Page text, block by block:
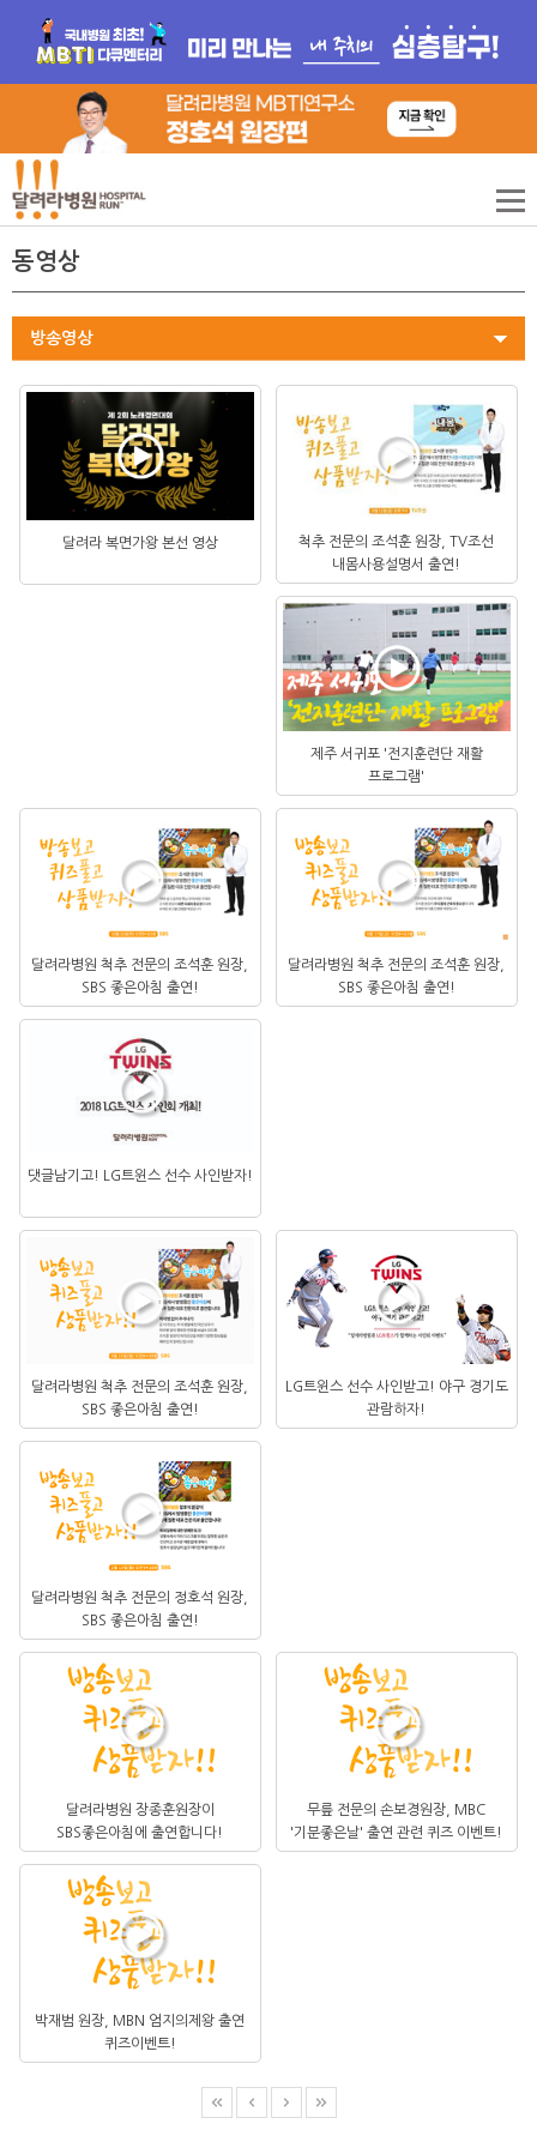
동영상
방송영상
달려라 복면가왕 본선 영상
척추 전문의 조석훈 원장, TV조선
내몸사용설명서 출연!
제주 서귀포 '전지훈련단 재활
프로그램'
달려라병원 척추 전문의 조석훈 원장,
SBS 좋은아침 출연!
달려라병원 척추 전문의 조석훈 원장,
SBS 좋은아침 출연!
댓글남기고! LG트윈스 선수 사인받자!
달려라병원 척추 전문의 조석훈 원장,
SBS 좋은아침 출연!
LG트윈스 선수 사인받고! 야구 경기도
관람하자!
달려라병원 척추 전문의 정호석 원장,
SBS 좋은아침 출연!
달려라병원 장종훈원장이
SBS좋은아침에 출연합니다!
무릎 전문의 손보경원장, MBC
'기분좋은날' 출연 관련 퀴즈 이벤트!
박재범 원장, MBN 엄지의제왕 출연
퀴즈이벤트!